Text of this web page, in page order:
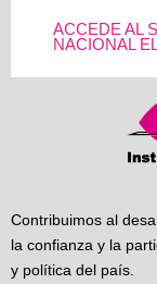
ACCEDE AL
NACIONAL
Contribuimos al
la confianza y la
y política del país.